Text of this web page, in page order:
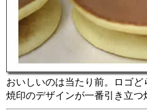
おいしいのは当たり前。ロゴど
焼印のデザインが一番引き立つ